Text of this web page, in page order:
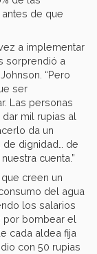
de que
a implementar
sorprendió a
“Pero
ser
Las personas
mil rupias al
da un
dignidad… de
cuenta.”
creen un
del agua
los salarios
por bombear el
cada aldea fija
con 50 rupias